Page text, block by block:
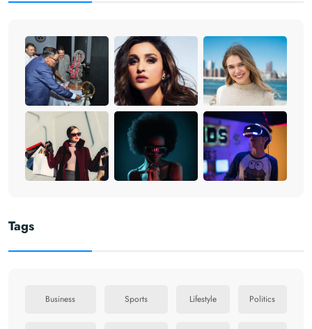
Tags
Business Sports Lifestyle Politics